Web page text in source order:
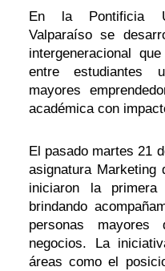
En la Pontificia
Valparaíso se
intergeneracional
entre estudiantes
mayores
académica con
El pasado martes 21
asignatura Marketing
iniciaron la
brindando
personas
negocios. La
áreas como el